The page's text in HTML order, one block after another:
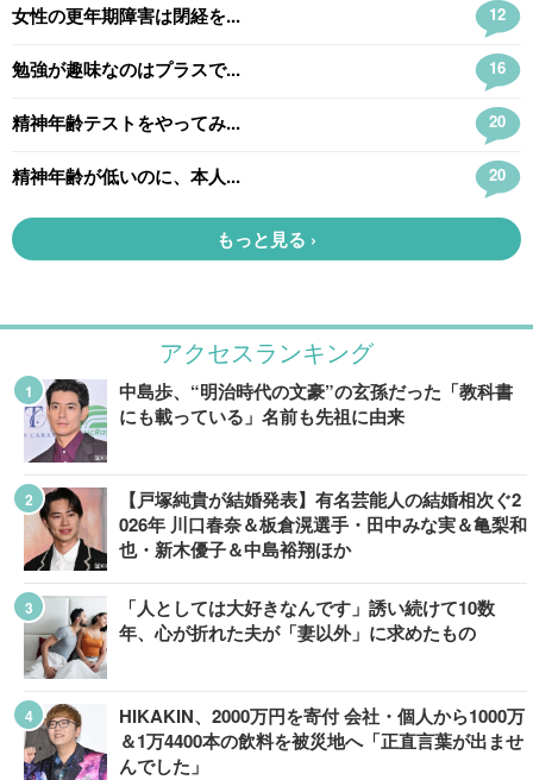
アクセスランキング
中島歩、“明治時代の文豪”の玄孫だった「教科書
にも載っている」名前も先祖に由来
【戸塚純貴が結婚発表】有名芸能人の結婚相次ぐ2
026年 川口春奈＆板倉滉選手・田中みな実＆亀梨和
也・新木優子＆中島裕翔ほか
「人としては大好きなんです」誘い続けて10数
年、心が折れた夫が「妻以外」に求めたもの
HIKAKIN、2000万円を寄付 会社・個人から1000万
＆1万4400本の飲料を被災地へ「正直言葉が出ませ
んでした」